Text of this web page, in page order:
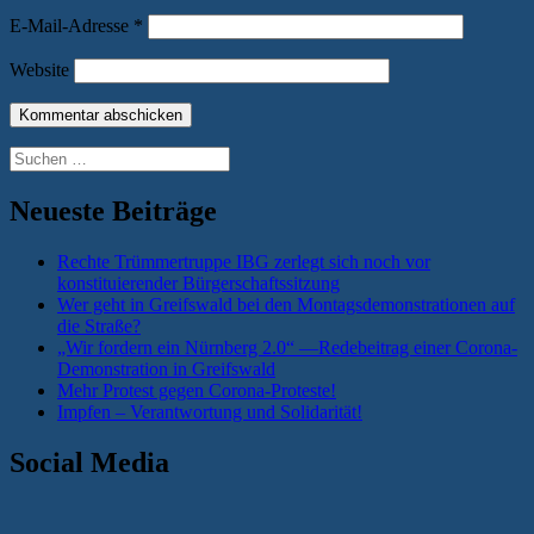
E-Mail-Adresse *
Website
Suchen
nach:
Neueste Beiträge
Rechte Trümmertruppe IBG zerlegt sich noch vor
konstituierender Bürgerschaftssitzung
Wer geht in Greifswald bei den Montagsdemonstrationen auf
die Straße?
„Wir fordern ein Nürnberg 2.0“ —Redebeitrag einer Corona-
Demonstration in Greifswald
Mehr Protest gegen Corona-Proteste!
Impfen – Verantwortung und Solidarität!
Social Media